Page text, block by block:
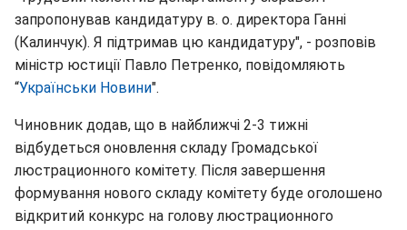
запропонував кандидатуру в. о. директора Ганні
(Калинчук). Я підтримав цю кандидатуру", - розповів
міністр юстиції Павло Петренко, повідомляють
“Українськи Новини".
Чиновник додав, що в найближчі 2-3 тижні
відбудеться оновлення складу Громадської
люстрационного комітету. Після завершення
формування нового складу комітету буде оголошено
відкритий конкурс на голову люстрационного